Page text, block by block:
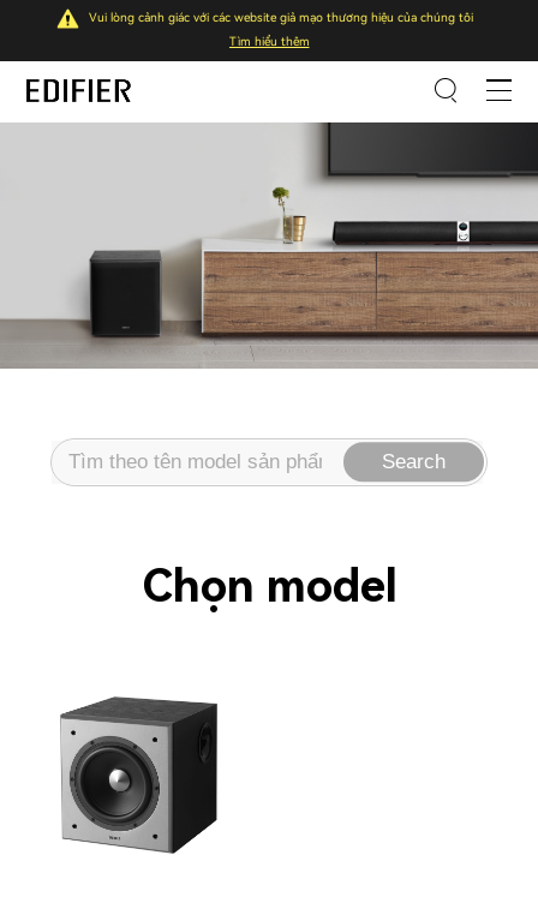
Vui lòng cảnh giác với các website giả mạo thương hiệu của chúng tôi
Tìm hiểu thêm
Search
Chọn model